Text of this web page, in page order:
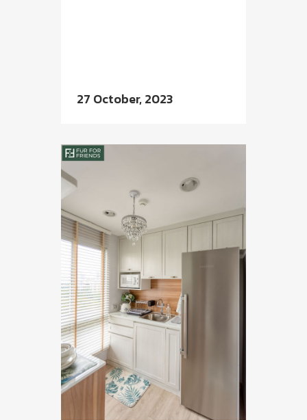
27 October, 2023